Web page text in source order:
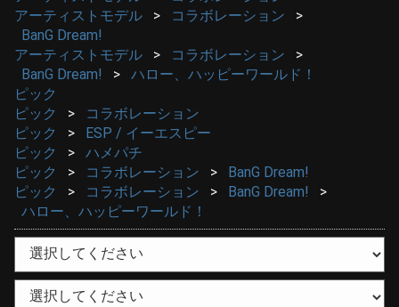
アーティストモデル
コラボレーション
BanG Dream!
アーティストモデル
コラボレーション
BanG Dream!
ハロー、ハッピーワールド！
ピック
ピック
コラボレーション
ピック
ESP / イーエスピー
ピック
ハメパチ
ピック
コラボレーション
BanG Dream!
ピック
コラボレーション
BanG Dream!
ハロー、ハッピーワールド！